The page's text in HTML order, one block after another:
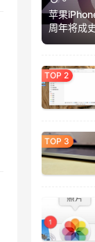
苹果
周年将成